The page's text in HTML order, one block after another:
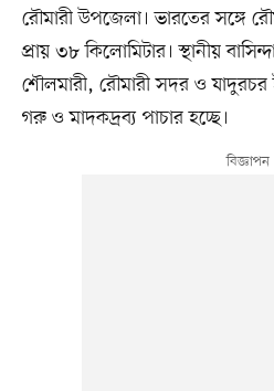
রৌমারী উপজেলা। ভারতের সঙ্গে
প্রায় ৩৮ কিলোমিটার। স্থানীয়
শৌলমারী, রৌমারী সদর ও যাদুরচর
গরু ও মাদকদ্রব্য পাচার হচ্ছে।